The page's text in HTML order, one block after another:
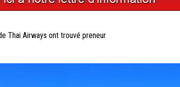
Thai Airways ont trouvé preneur